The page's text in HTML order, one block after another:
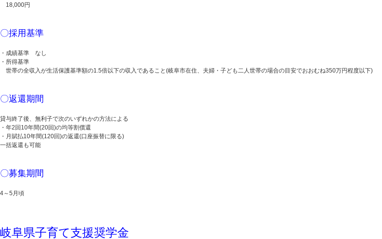
18,000円
〇採用基準
・成績基準 なし
・所得基準
世帯の全収入が生活保護基準額の1.5倍以下の収入であること(岐阜市在住、夫婦・子ども二人世帯の場合の目安でおおむね350万円程度以下)
〇返還期間
貸与終了後、無利子で次のいずれかの方法による
・年2回10年間(20回)の均等割償還
・月賦払10年間(120回)の返還(口座振替に限る)
一括返還も可能
〇募集期間
4～5月頃
岐阜県子育て支援奨学金